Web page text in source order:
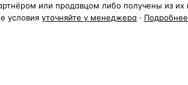
или продавцом либо получены из их
условия уточняйте у менеджера · Подробнее